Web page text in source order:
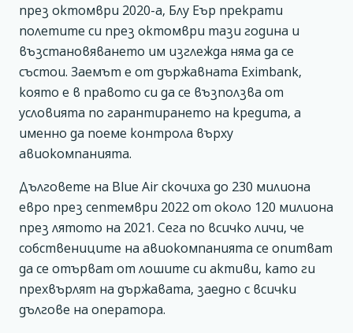
през октомври 2020-а, Блу Еър прекрати
полетите си през октомври тази година и
възстановяването им изглежда няма да се
състои. Заемът е от държавната Eximbank,
която е в правото си да се възползва от
условията по гарантирането на кредита, а
именно да поеме контрола върху
авиокомпанията.
Дълговете на Blue Air скочиха до 230 милиона
евро през септември 2022 от около 120 милиона
през лятото на 2021. Сега по всичко личи, че
собствениците на авиокомпанията се опитват
да се отърват от лошите си активи, като ги
прехвърлят на държавата, заедно с всички
дългове на оператора.